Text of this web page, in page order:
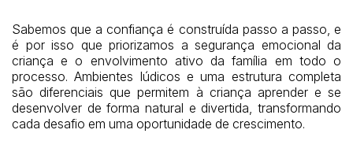
Sabemos que a confiança é construída passo a passo, e
é por isso que priorizamos a segurança emocional da
criança e o envolvimento ativo da família em todo o
processo. Ambientes lúdicos e uma estrutura completa
são diferenciais que permitem à criança aprender e se
desenvolver de forma natural e divertida, transformando
cada desafio em uma oportunidade de crescimento.